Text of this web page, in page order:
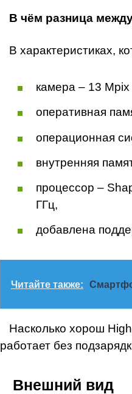
В чём разница
В характеристиках,
камера – 13
оперативная
операционная
внутренняя
процессор –
ГГц,
добавлена
Читайте также:
Насколько хорош
работает без
Внешний вид